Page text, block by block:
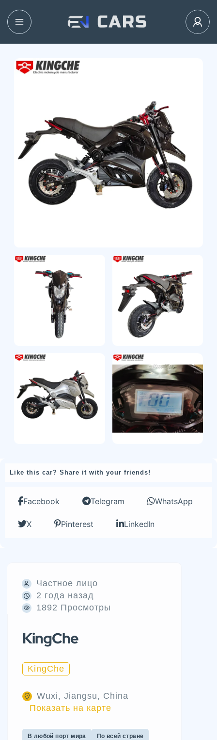
Like this car? Share it with your friends!
Facebook Telegram WhatsApp
X Pinterest LinkedIn
Частное лицо
2 года назад
1892 Просмотры
KingChe
KingChe
Wuxi, Jiangsu, China
Показать на карте
В любой порт мира По всей стране